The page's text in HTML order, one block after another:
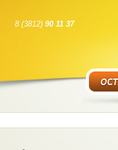
8 (3812) 90 11 37